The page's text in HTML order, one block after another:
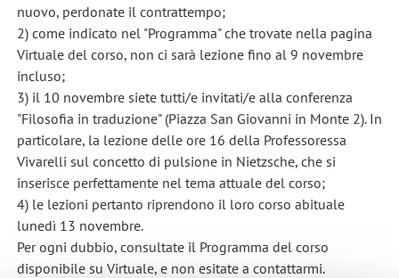
nuovo, perdonate il contrattempo;
2) come indicato nel "Programma" che trovate nella pagina
Virtuale del corso, non ci sarà lezione fino al 9 novembre
incluso;
3) il 10 novembre siete tutti/e invitati/e alla conferenza
"Filosofia in traduzione" (Piazza San Giovanni in Monte 2). In
particolare, la lezione delle ore 16 della Professoressa
Vivarelli sul concetto di pulsione in Nietzsche, che si
inserisce perfettamente nel tema attuale del corso;
4) le lezioni pertanto riprendono il loro corso abituale
lunedì 13 novembre.
Per ogni dubbio, consultate il Programma del corso
disponibile su Virtuale, e non esitate a contattarmi.